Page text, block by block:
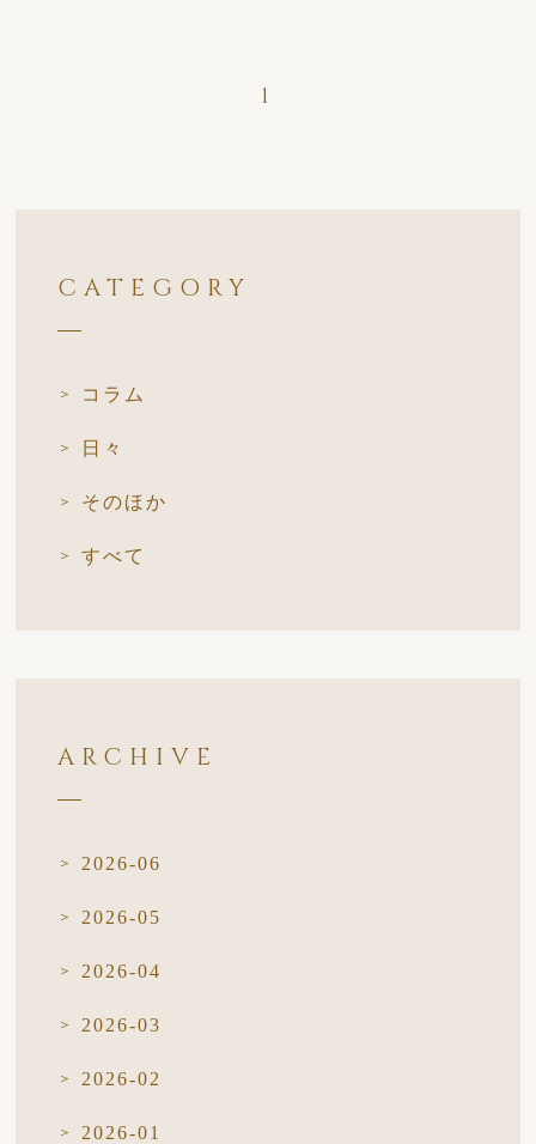
1
CATEGORY
コラム
日々
そのほか
すべて
ARCHIVE
2026-06
2026-05
2026-04
2026-03
2026-02
2026-01